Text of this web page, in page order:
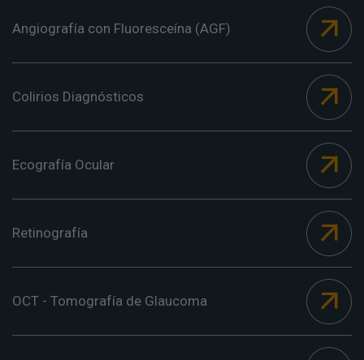
Angiografía con Fluoresceína (AGF)
Colirios Diagnósticos
Ecografía Ocular
Retinografía
OCT - Tomografía de Glaucoma